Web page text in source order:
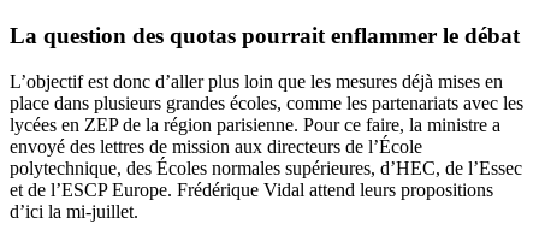
La question des quotas pourrait enflammer le débat
L’objectif est donc d’aller plus loin que les mesures déjà mises en
place dans plusieurs grandes écoles, comme les partenariats avec les
lycées en ZEP de la région parisienne. Pour ce faire, la ministre a
envoyé des lettres de mission aux directeurs de l’École
polytechnique, des Écoles normales supérieures, d’HEC, de l’Essec
et de l’ESCP Europe. Frédérique Vidal attend leurs propositions
d’ici la mi-juillet.